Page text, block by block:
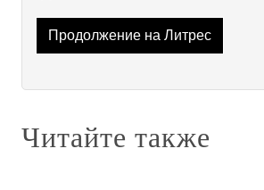
Продолжение на Литрес
Читайте также